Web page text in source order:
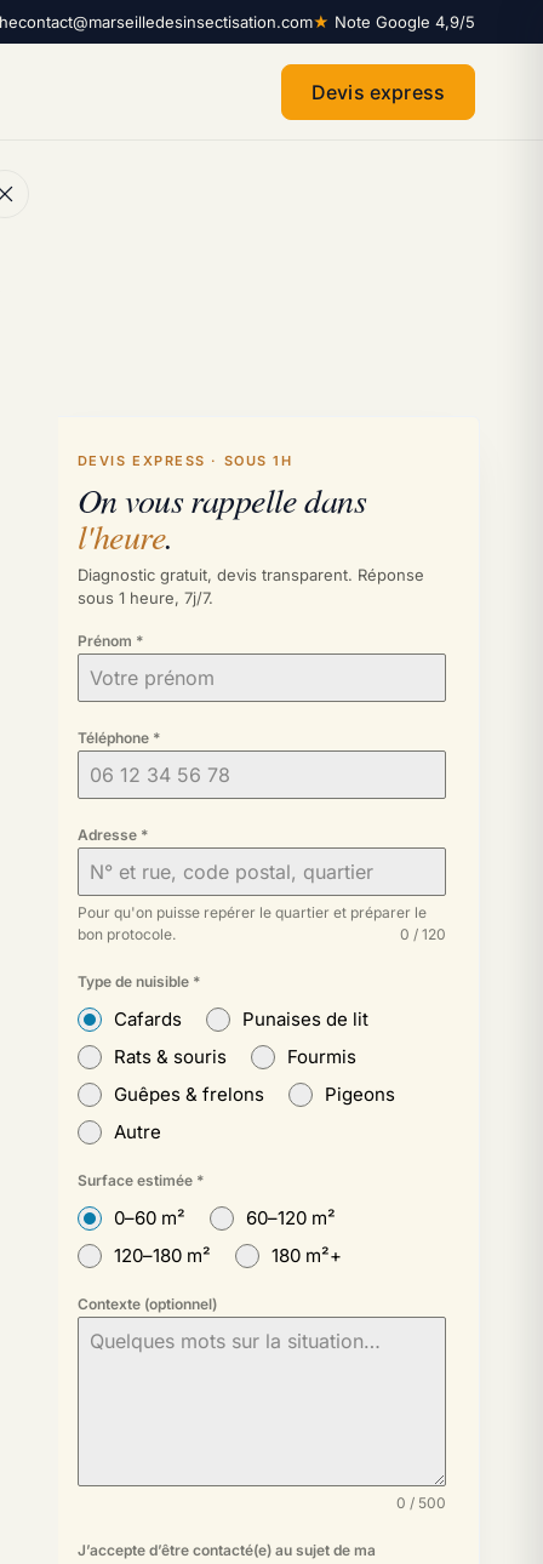
contact@marseilledesinsectisation.com★ Note Google 4,9/5
Devis express
DEVIS EXPRESS · SOUS 1H
On vous rappelle dans
l'heure.
Diagnostic gratuit, devis transparent. Réponse
sous 1 heure, 7j/7.
Prénom *
Téléphone *
Adresse *
Pour qu'on puisse repérer le quartier et préparer le
bon protocole.
0 / 120
Type de nuisible *
Cafards
Punaises de lit
Rats & souris
Fourmis
Guêpes & frelons
Pigeons
Autre
Surface estimée *
0–60 m²
60–120 m²
120–180 m²
180 m²+
Contexte (optionnel)
0 / 500
J’accepte d’être contacté(e) au sujet de ma